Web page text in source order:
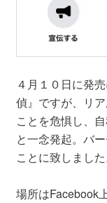
４月１０日に発
偵』ですが、リ
ことを危惧し、
と一念発起。バ
ことに致しました
場所はFacebook